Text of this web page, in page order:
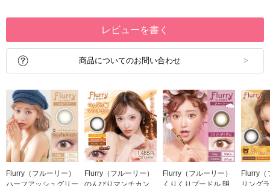
レビューを書く
商品についてのお問い合わせ
Flurry（フルーリー）
ハーフアッシュグリー
Flurry（フルーリー）
のんびりマンチカン
Flurry（フルーリー）
くりくりプードル 明
Flurry（
リング